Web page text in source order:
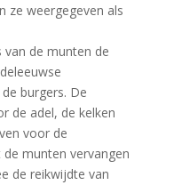
ze weergegeven als
van de munten de
burgers. De
de adel, de kelken
voor de
munten vervangen
de reikwijdte van